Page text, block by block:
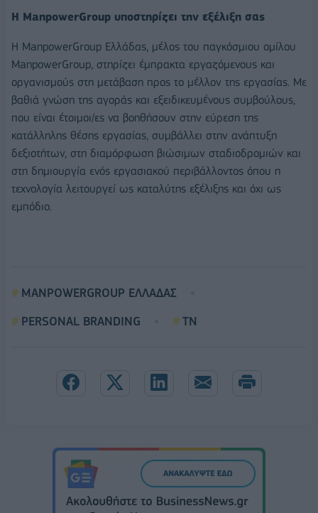
Η ManpowerGroup υποστηρίζει την εξέλιξη σας
Η ManpowerGroup Ελλάδας, μέλος του παγκόσμιου ομίλου
ManpowerGroup, στηρίζει έμπρακτα εργαζόμενους και
οργανισμούς στη μετάβαση προς το μέλλον της εργασίας. Με
βαθιά γνώση της αγοράς και εξειδικευμένους συμβούλους,
που είναι έτοιμοι/ες να βοηθήσουν στην εύρεση της
κατάλληλης θέσης εργασίας, συμβάλλει στην ανάπτυξη
δεξιοτήτων, στη διαμόρφωση βιώσιμων σταδιοδρομιών και
στη δημιουργία ενός εργασιακού περιβάλλοντος όπου η
τεχνολογία λειτουργεί ως καταλύτης εξέλιξης και όχι ως
εμπόδιο.
MANPOWERGROUP ΕΛΛΑΔΑΣ
PERSONAL BRANDING
TN